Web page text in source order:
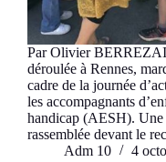
Par Olivier
déroulée à Rennes,
cadre de la journée
les accompagnants
handicap (AESH). Une
rassemblée devant le
Adm 10
4